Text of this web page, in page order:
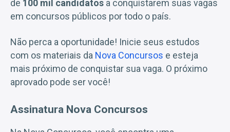
de 100 mil candidatos a conquistarem suas vagas
em concursos públicos por todo o país.
Não perca a oportunidade! Inicie seus estudos
com os materiais da Nova Concursos e esteja
mais próximo de conquistar sua vaga. O próximo
aprovado pode ser você!
Assinatura Nova Concursos